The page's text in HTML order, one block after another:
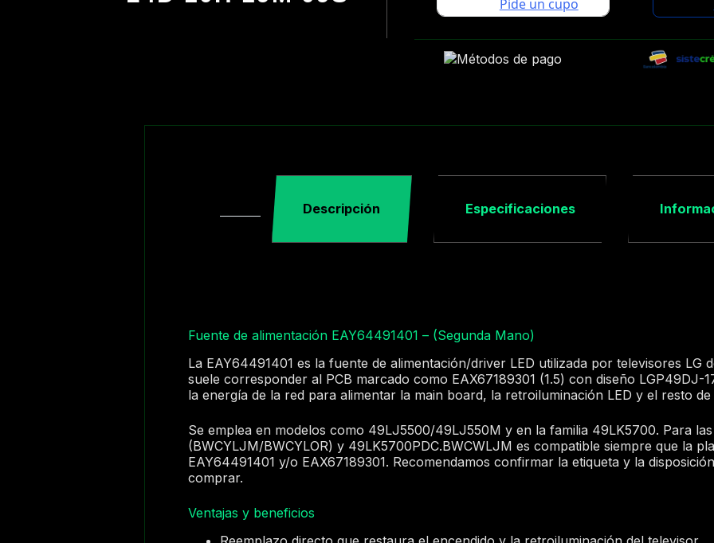
Descripción Especificaciones
Fuente de alimentación EAY64491401 – (Segunda Mano)
La EAY64491401 es la fuente de alimentación/driver LED utilizada por televisores LG
suele corresponder al PCB marcado como EAX67189301 (1.5) con diseño LGP49DJ-
la energía de la red para alimentar la main board, la retroiluminación LED y el resto
Se emplea en modelos como 49LJ5500/49LJ550M y en la familia 49LK5700. Para
(BWCYLJM/BWCYLOR) y 49LK5700PDC.BWCWLJM es compatible siempre que la
EAY64491401 y/o EAX67189301. Recomendamos confirmar la etiqueta y la
comprar.
Ventajas y beneficios